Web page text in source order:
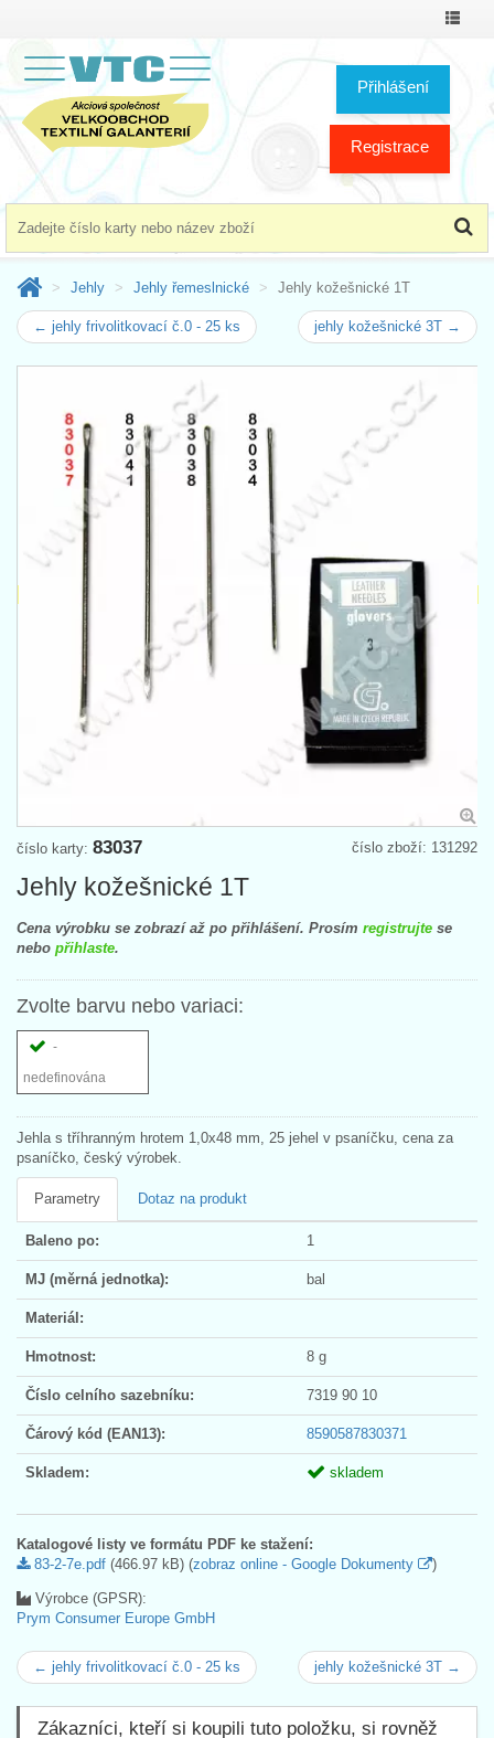
Přihlášení
Registrace
Jehly Jehly řemeslnické Jehly kožešnické 1T
← jehly frivolitkovací č.0 - 25 ks jehly kožešnické 3T →
číslo zboží: 131292
číslo karty: 83037
Jehly kožešnické 1T
Cena výrobku se zobrazí až po přihlášení. Prosím registrujte se
nebo přihlaste.
Zvolte barvu nebo variaci:
-
nedefinována
Jehla s tříhranným hrotem 1,0x48 mm, 25 jehel v psaníčku, cena za
psaníčko, český výrobek.
Parametry Dotaz na produkt
Baleno po: 1
MJ (měrná jednotka): bal
Materiál:
Hmotnost: 8 g
Číslo celního sazebníku: 7319 90 10
Čárový kód (EAN13): 8590587830371
Skladem: skladem
Katalogové listy ve formátu PDF ke stažení:
83-2-7e.pdf (466.97 kB) (zobraz online - Google Dokumenty )
Výrobce (GPSR):
Prym Consumer Europe GmbH
← jehly frivolitkovací č.0 - 25 ks jehly kožešnické 3T →
Zákazníci, kteří si koupili tuto položku, si rovněž